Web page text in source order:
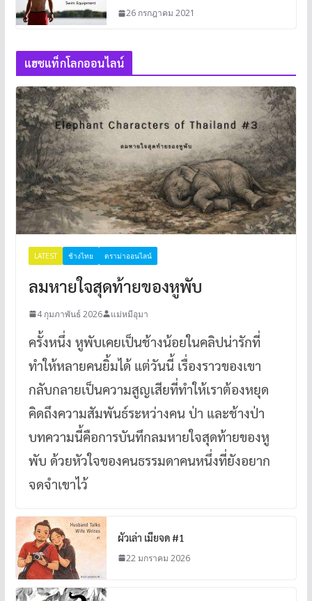
26 กรกฎาคม 2021
แฮชแท็กโลกออนไลน์
LATEST ช้างไทย ดราม่าออนไลน์
ลมหายใจสุดท้ายของหูพับ
4 กุมภาพันธ์ 2026 แม่หมีอุมา
ครั้งหนึ่ง หูพับเคยเป็นช้างน้อยในคลิปน่ารักที่
ทำให้หลายคนยิ้มได้ แต่วันนี้ เรื่องราวของเขา
กลับกลายเป็นความสูญเสียที่ทำให้เราต้องหยุด
คิดถึงความสัมพันธ์ระหว่างคน ป่า และช้างป่า
บทความนี้คือการบันทึกลมหายใจสุดท้ายของหู
พับ ด้วยหัวใจของคนธรรมดาคนหนึ่งที่ยังอยาก
จดจำเขาไว้
ผัวเล่า เมียจด #1
22 มกราคม 2026